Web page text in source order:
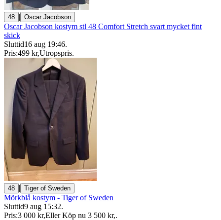
48 | Oscar Jacobson
Oscar Jacobson kostym stl 48 Comfort Stretch svart mycket fint
skick
Sluttid16 aug 19:46.
Pris:499 kr,Utropspris.
48 | Tiger of Sweden
Mörkblå kostym - Tiger of Sweden
Sluttid9 aug 15:32.
Pris:3 000 kr,Eller Köp nu 3 500 kr,.